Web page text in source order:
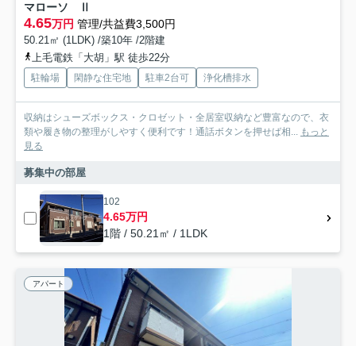
マローソ Ⅱ
4.65万円 管理/共益費3,500円
50.21㎡ (1LDK) /築10年 /2階建
上毛電鉄「大胡」駅 徒歩22分
駐輪場 閑静な住宅地 駐車2台可 浄化槽排水
収納はシューズボックス・クロゼット・全居室収納など豊富なので、衣
類や履き物の整理がしやすく便利です！通話ボタンを押せば相... もっと
見る
募集中の部屋
102
4.65万円
1階 / 50.21㎡ / 1LDK
アパート